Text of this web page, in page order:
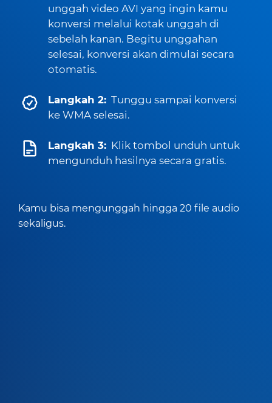
unggah video AVI yang ingin kamu
konversi melalui kotak unggah di
sebelah kanan. Begitu unggahan
selesai, konversi akan dimulai secara
otomatis.
Langkah 2: Tunggu sampai konversi
ke WMA selesai.
Langkah 3: Klik tombol unduh untuk
mengunduh hasilnya secara gratis.
Kamu bisa mengunggah hingga 20 file audio
sekaligus.